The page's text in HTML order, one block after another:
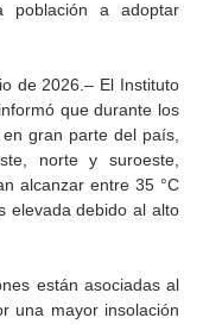
población a adoptar
de 2026.– El Instituto
que durante los
gran parte del país,
norte y suroeste,
alcanzar entre 35 °C
elevada debido al alto
están asociadas al
una mayor insolación